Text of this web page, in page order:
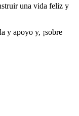
una vida feliz y
y apoyo y, ¡sobre